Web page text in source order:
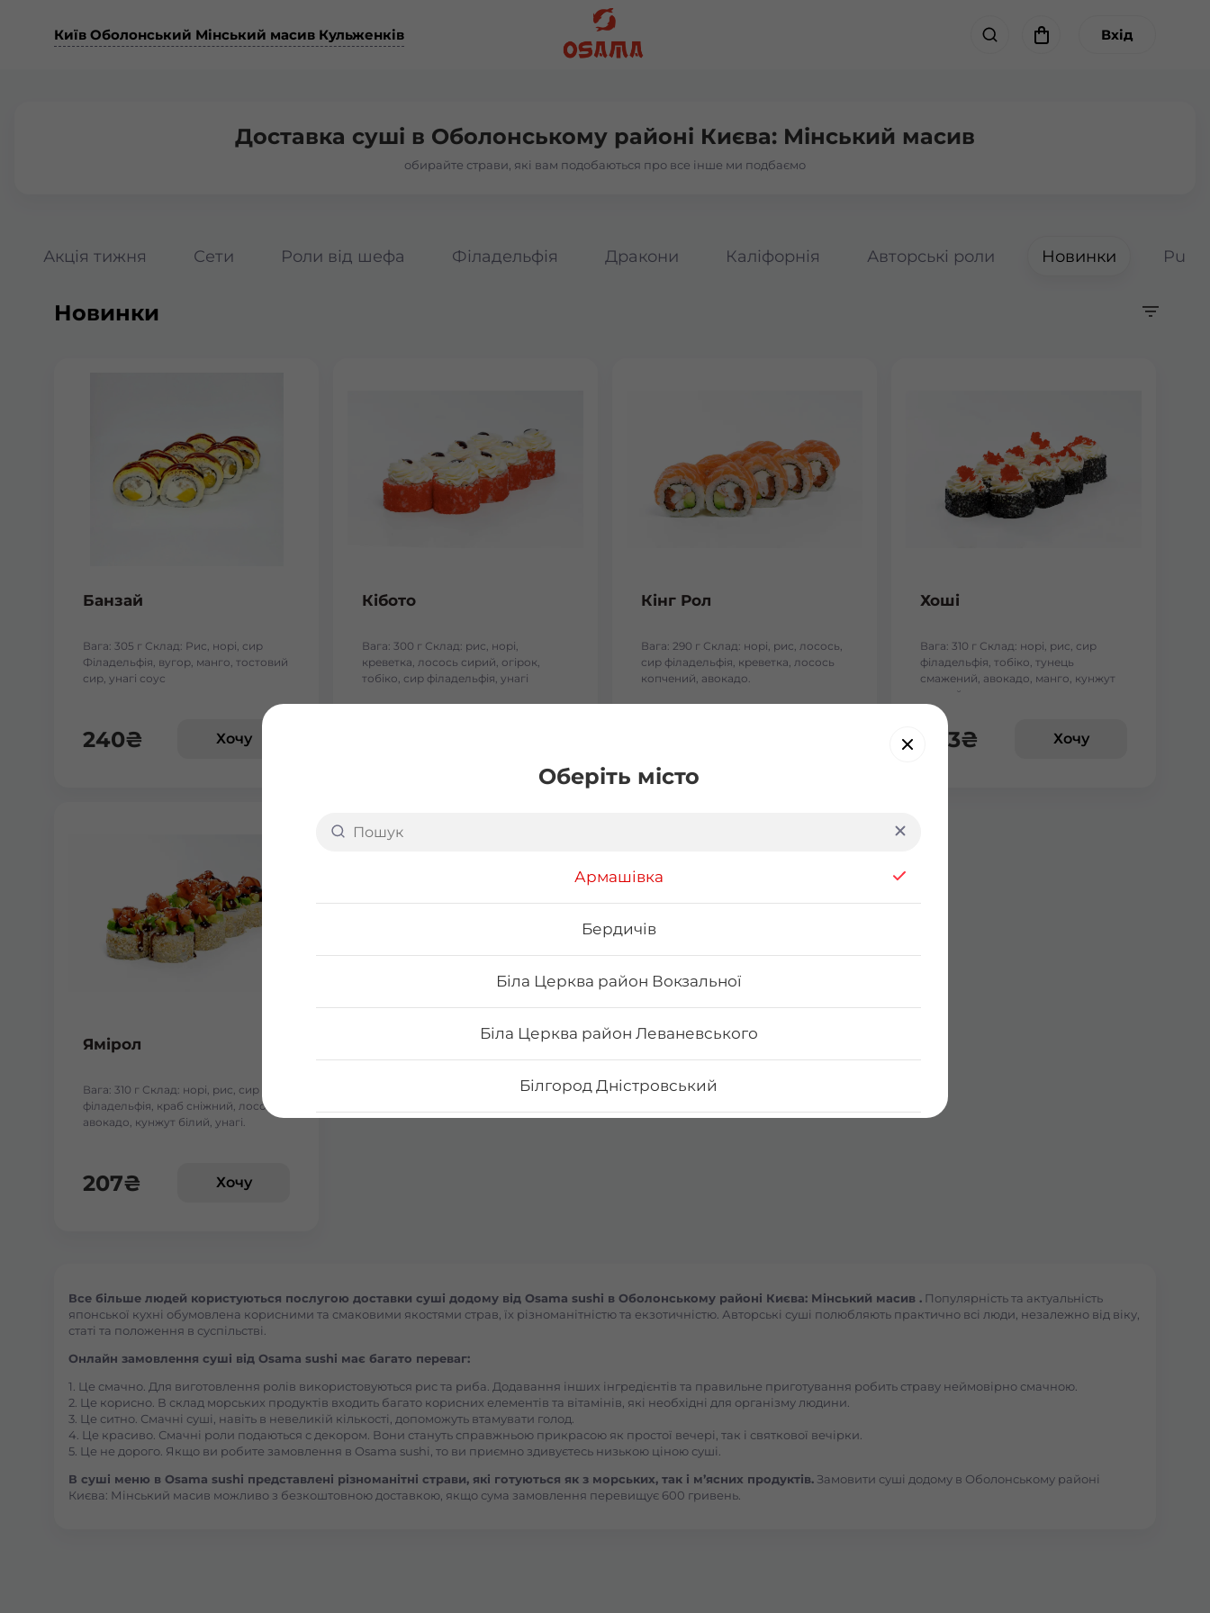
Оберіть місто
Армашівка
Бердичів
Біла Церква район Вокзальної
Біла Церква район Леваневського
Білгород Дністровський
Бровари Бульвар Незалежності Масив
Броди
Буча
Вараш
Київ Оболонський Мінський масив Кульженків Вхід
Доставка суші в Оболонському районі Києва: Мінський масив
обирайте страви, які вам подобаються про все інше ми подбаємо
Акція тижня Сети Роли від шефа Філадельфія Дракони Каліфорнія Авторські роли Новинки
Новинки
Банзай
Вага: 305 г Склад: Рис, норі, сир
Філадельфія, вугор, манго, тостовий
сир, унагі соус
240₴ Хочу
Кібото
Вага: 300 г Склад: рис, норі,
креветка, лосось сирий, огірок,
тобіко, сир філадельфія, унагі
Кінг Рол
Вага: 290 г Склад: норі, рис, лосось,
сир філадельфія, креветка, лосось
копчений, авокадо.
Хоші
Вага: 310 г Склад: норі, рис, сир
філадельфія, тобіко, тунець
смажений, авокадо, манго, кунжут
чорний.
243₴ Хочу
Ямірол
Вага: 310 г Склад: норі, рис, сир
філадельфія, краб сніжний, лосось,
авокадо, кунжут білий, унагі.
207₴ Хочу
Все більше людей користуються послугою доставки суші додому від Osama sushi в Оболонському районі Києва: Мінський масив . Популярність та актуальність
японської кухні обумовлена корисними та смаковими якостями страв, їх різноманітністю та екзотичністю. Авторські суші полюбляють практично всі люди, незалежно від віку,
статі та положення в суспільстві.
Онлайн замовлення суші від Osama sushi має багато переваг:
1. Це смачно. Для виготовлення ролів використовуються рис та риба. Додавання інших інгредієнтів та правильне приготування робить страву неймовірно смачною.
2. Це корисно. В склад морських продуктів входить багато корисних елементів та вітамінів, які необхідні для організму людини.
3. Це ситно. Смачні суші, навіть в невеликій кількості, допоможуть втамувати голод.
4. Це красиво. Смачні роли подаються с декором. Вони стануть справжньою прикрасою як простої вечері, так і святкової вечірки.
5. Це не дорого. Якщо ви робите замовлення в Osama sushi, то ви приємно здивуєтесь низькою ціною суші.
В суші меню в Osama sushi представлені різноманітні страви, які готуються як з морських, так і м’ясних продуктів. Замовити суші додому в Оболонському районі
Києва: Мінський масив можливо з безкоштовною доставкою, якщо сума замовлення перевищує 600 гривень.